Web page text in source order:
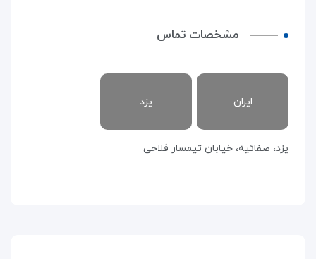
مشخصات تماس
ایران یزد
یزد، صفائیه، خیابان تیمسار فلاحی